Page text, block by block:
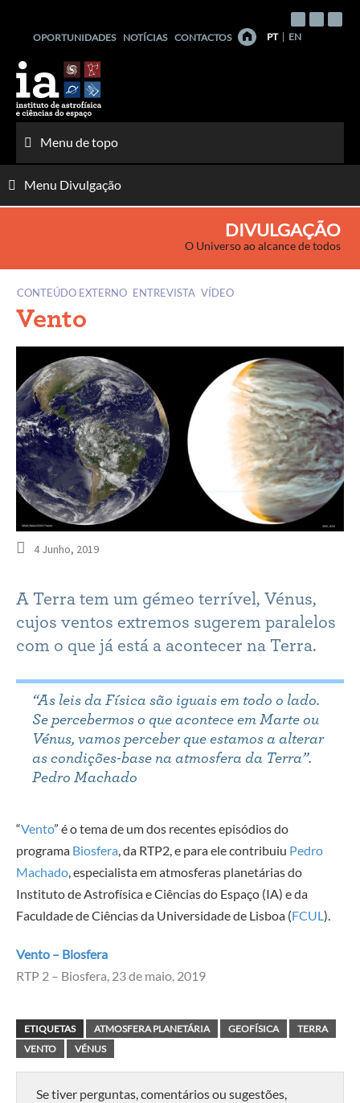
conteúdo
OPORTUNIDADES NOTÍCIAS CONTACTOS PT EN
Menu de topo
Menu Divulgação
DIVULGAÇÃO
O Universo ao alcance de todos
CONTEÚDO EXTERNO ENTREVISTA VÍDEO
Vento
4 Junho, 2019
A Terra tem um gémeo terrível, Vénus,
cujos ventos extremos sugerem paralelos
com o que já está a acontecer na Terra.
“As leis da Física são iguais em todo o lado.
Se percebermos o que acontece em Marte ou
Vénus, vamos perceber que estamos a alterar
as condições-base na atmosfera da Terra”.
Pedro Machado
“Vento” é o tema de um dos recentes episódios do
programa Biosfera, da RTP2, e para ele contribuiu Pedro
Machado, especialista em atmosferas planetárias do
Instituto de Astrofísica e Ciências do Espaço (IA) e da
Faculdade de Ciências da Universidade de Lisboa (FCUL).
Vento – Biosfera
RTP 2 – Biosfera, 23 de maio, 2019
ETIQUETAS ATMOSFERA PLANETÁRIA GEOFÍSICA
TERRA
VENTO
VÉNUS
Se tiver perguntas, comentários ou sugestões,